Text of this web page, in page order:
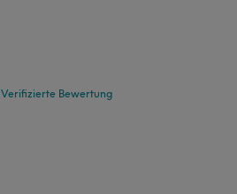
Verifizierte Bewertung